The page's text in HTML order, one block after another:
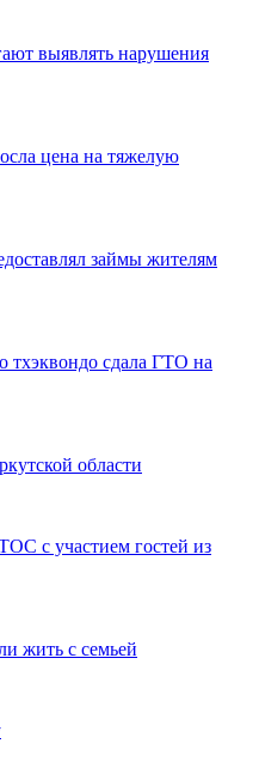
выявлять нарушения
цена на тяжелую
займы жителям
сдала ГТО на
области
с участием гостей из
жить с семьей